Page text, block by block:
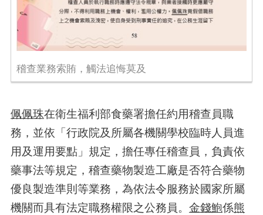
稽查業務索賄，觸法追悔莫及
佩佩珠在衛生福利部食藥署擔任約用稽查員職
務，並依「行政院及所屬各機關學校臨時人員進
用及運用要點」規定，擔任專任稽查員，負責依
藥事法等規定，稽查藥物製造工廠是否符合藥物
優良製造準則等業務，為依法令服務於國家所屬
機關而具有法定職務權限之公務員。 金錢鮑係熊